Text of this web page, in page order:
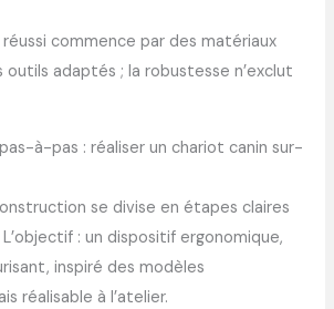
commence par des matériaux
adaptés ; la robustesse n’exclut
à-pas : réaliser un chariot canin sur-
se divise en étapes claires
: un dispositif ergonomique,
inspiré des modèles
réalisable à l’atelier.